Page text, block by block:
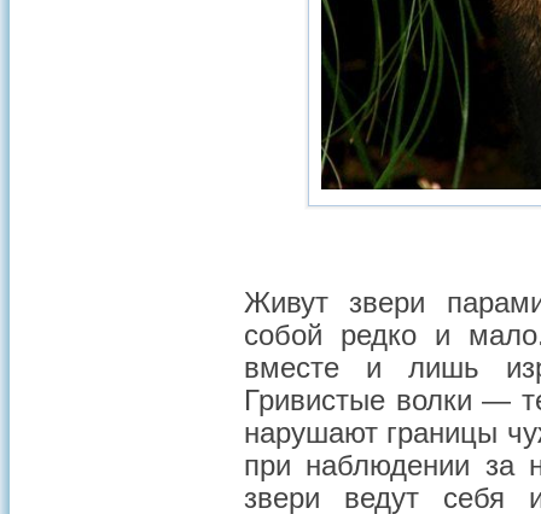
Живут звери
собой редко и
вместе и лишь
Гривистые волки —
нарушают границы
при наблюдении за
звери ведут себя